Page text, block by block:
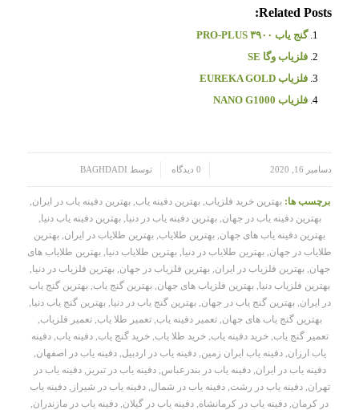
Related Posts:
گنج یاب ۳۹۰۰ PRO-PLUS
فلزیاب وگا SE
فلزیاب EUREKA GOLD
فلزیاب NANO G1000
دسامبر 16, 2020 0 دیدگاه توسط BAGHDADI
برچسب ها: بهترین خرید فلزیاب,بهترین دفینه یاب,بهترین دفینه یاب در ایران,
بهترین دفینه یاب در جهان,بهترین دفینه یاب در دنیا,بهترین دفینه یاب دنیا,
بهترین دفینه یاب های جهان, بهترین طلایاب, بهترین طلایاب در ایران, بهترین
طلایاب در جهان, بهترین طلایاب در دنیا, بهترین طلایاب دنیا, بهترین طلایاب های
جهان,بهترین فلزیاب در ایران,بهترین فلزیاب در جهان,بهترین فلزیاب در دنیا,
بهترین فلزیاب دنیا, بهترین فلزیاب های جهان, بهترین گنج یاب, بهترین گنج یاب
در ایران,بهترین گنج یاب در جهان,بهترین گنج یاب در دنیا,بهترین گنج یاب دنیا,
بهترین گنج یاب های جهان,تعمیر دفینه یاب,تعمیر طلا یاب,تعمیر فلزیاب,
تعمیر گنج یاب,خرید دفینه یاب,خرید طلا یاب,خرید گنج یاب,دفینه یاب,دفینه
یاب ارزان,دفینه یاب ایران زمین,دفینه یاب در اردبیل,دفینه یاب در اصفهان,
دفینه یاب در ایران,دفینه یاب در بندرعباس,دفینه یاب در تبریز ,دفینه یاب در
تهران,دفینه یاب در رشت,دفینه یاب در شمال,دفینه یاب در شیراز ,دفینه یاب
در کرمان, دفینه یاب در کرمانشاه, دفینه یاب در گیلان, دفینه یاب در مازندران,